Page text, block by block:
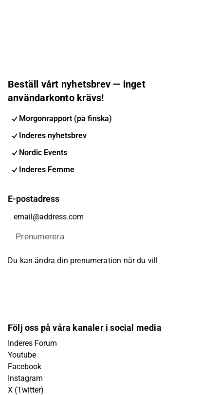
Beställ vårt nyhetsbrev — inget
användarkonto krävs!
Morgonrapport (på finska)
Inderes nyhetsbrev
Nordic Events
Inderes Femme
E-postadress
Prenumerera
Du kan ändra din prenumeration när du vill
Följ oss på våra kanaler i social media
Inderes Forum
Youtube
Facebook
Instagram
X (Twitter)